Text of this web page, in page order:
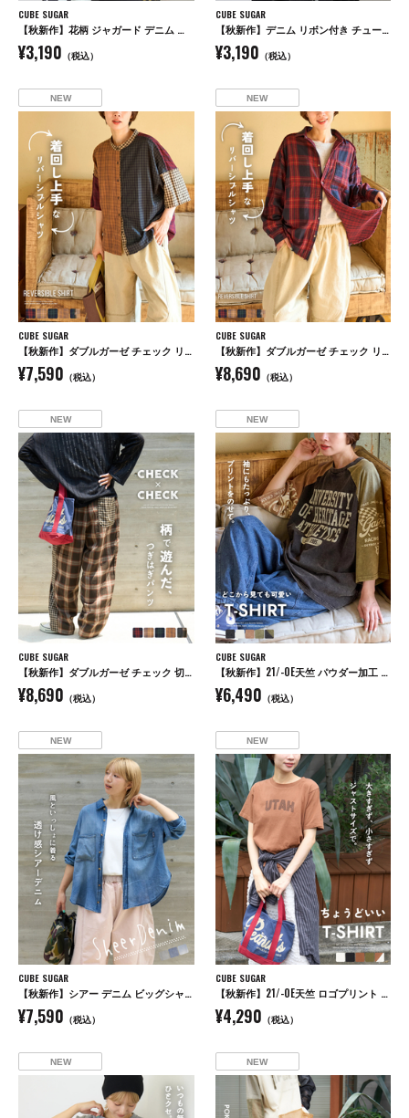
CUBE SUGAR
【秋新作】花柄 ジャガード デニム ハット
¥3,190 （税込）
CUBE SUGAR
【秋新作】デニム リボン付き チューリップハット
¥3,190 （税込）
NEW
CUBE SUGAR
【秋新作】ダブルガーゼ チェック リバーシブル 5分袖 ドルマンシャツ
¥7,590 （税込）
NEW
CUBE SUGAR
【秋新作】ダブルガーゼ チェック リバーシブル レギュラーシャツ
¥8,690 （税込）
NEW
CUBE SUGAR
【秋新作】ダブルガーゼ チェック 切替 イージーパンツ
¥8,690 （税込）
NEW
CUBE SUGAR
【秋新作】21/-OE天竺 パウダー加工 ラグラン 6分袖 ロゴプリント Tシャツ
¥6,490 （税込）
NEW
CUBE SUGAR
【秋新作】シアー デニム ビッグシャツ
¥7,590 （税込）
NEW
CUBE SUGAR
【秋新作】21/-OE天竺 ロゴプリント ジャストサイズ Tシャツ
¥4,290 （税込）
NEW NEW